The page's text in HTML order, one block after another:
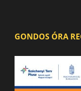
GONDOS ÓRA